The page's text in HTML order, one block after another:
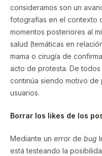
consideramos son un
fotografías en el contexto
momentos posteriores al
salud (temáticas en
mama o cirugía de
acto de protesta. De
continúa siendo motivo
usuarios.
Borrar los likes de los
Mediante un error de bug
está testeando la